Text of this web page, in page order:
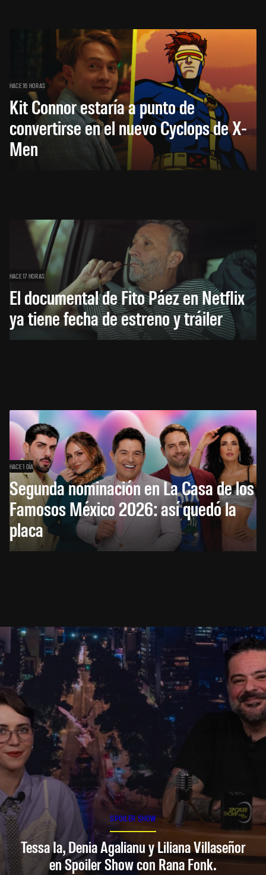
HACE 16 HORAS
Kit Connor estaría a punto de
convertirse en el nuevo Cyclops de X-
Men
HACE 17 HORAS
El documental de Fito Páez en Netflix
ya tiene fecha de estreno y tráiler
HACE 1 DÍA
Segunda nominación en La Casa de los
Famosos México 2026: así quedó la
placa
SPOILER SHOW
Tessa Ia, Denia Agalianu y Liliana Villaseñor
en Spoiler Show con Rana Fonk.